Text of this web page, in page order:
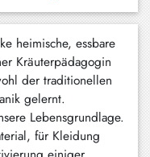
heimische, essbare
Kräuterpädagogin
der traditionellen
gelernt.
Lebensgrundlage.
für Kleidung